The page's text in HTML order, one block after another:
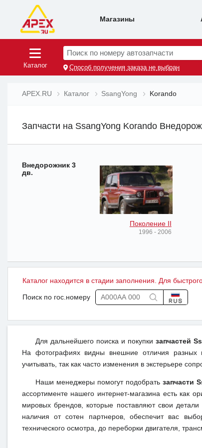
Магазины
Каталог
Поиск по номеру автозапчасти
Способ получения заказа не выбран
APEX.RU Каталог SsangYong Korando
Запчасти на SsangYong Korando
Внедорожник 3
дв.
Поколение II
1996 - 2006
Каталог находится в стадии заполнения. Для
Поиск по гос.номеру
Для дальнейшего поиска и покупкизапчастей
На фотографиях видны внешние отличия разных
учитывать, так как часто изменения в экстерьере
Наши менеджеры помогут подобратьзапчасти
ассортименте нашего интернет-магазина есть как
мировых брендов, которые поставляют свои
наличия от сотен партнеров, обеспечит вас
технического осмотра, до переборки двигателя,